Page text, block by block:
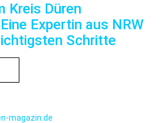
Kreis Düren
Expertin aus NRW
Schritte